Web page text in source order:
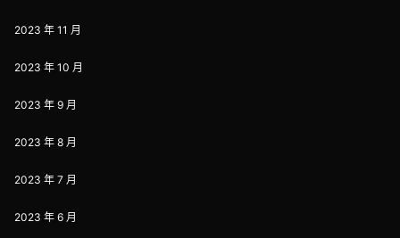
2023 年 11 月
2023 年 10 月
2023 年 9 月
2023 年 8 月
2023 年 7 月
2023 年 6 月